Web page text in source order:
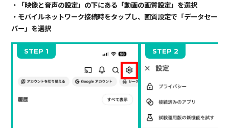
・「映像と音声の設定」の下にある「動画の画質設定」を選択
・モバイルネットワーク接続時をタップし、画質設定で「データセー
バー」を選択
STEP 1 STEP 2